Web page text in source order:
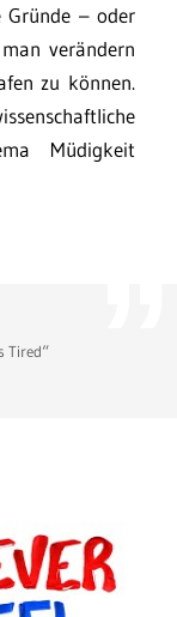
– oder
verändern
zu können.
Müdigkeit
Tired“